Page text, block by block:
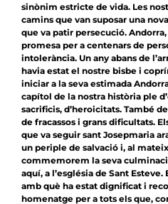
sinònim estricte de vida. Les
camins que van suposar una
que va patir persecució.
promesa per a centenars de
intolerància. Un any abans de
havia estat el nostre bisbe i
iniciar a la seva estimada
capítol de la nostra història ple
sacrificis, d’heroicitats. També
de fracassos i grans dificultats.
que va seguir sant Josepmaria
un periple de salvació i, al
commemorem la seva
aquí, a l’església de Sant
amb què ha estat dignificat i
homenatge per a tots els que,